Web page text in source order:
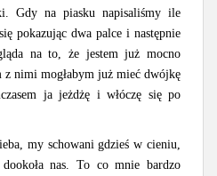
Gdy na piasku napisaliśmy ile
pokazując dwa palce i następnie
na to, że jestem już mocno
z nimi mogłabym już mieć dwójkę
ja jeżdżę i włóczę się po
my schowani gdzieś w cieniu,
nas. To co mnie bardzo